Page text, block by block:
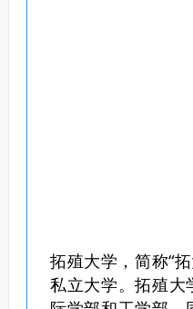
拓殖大学，简称“
私立大学。拓殖